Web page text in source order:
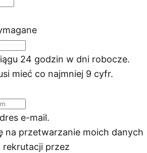
24 godzin w dni robocze.
mieć co najmniej 9 cyfr.
e-mail.
na przetwarzanie moich danych
przez